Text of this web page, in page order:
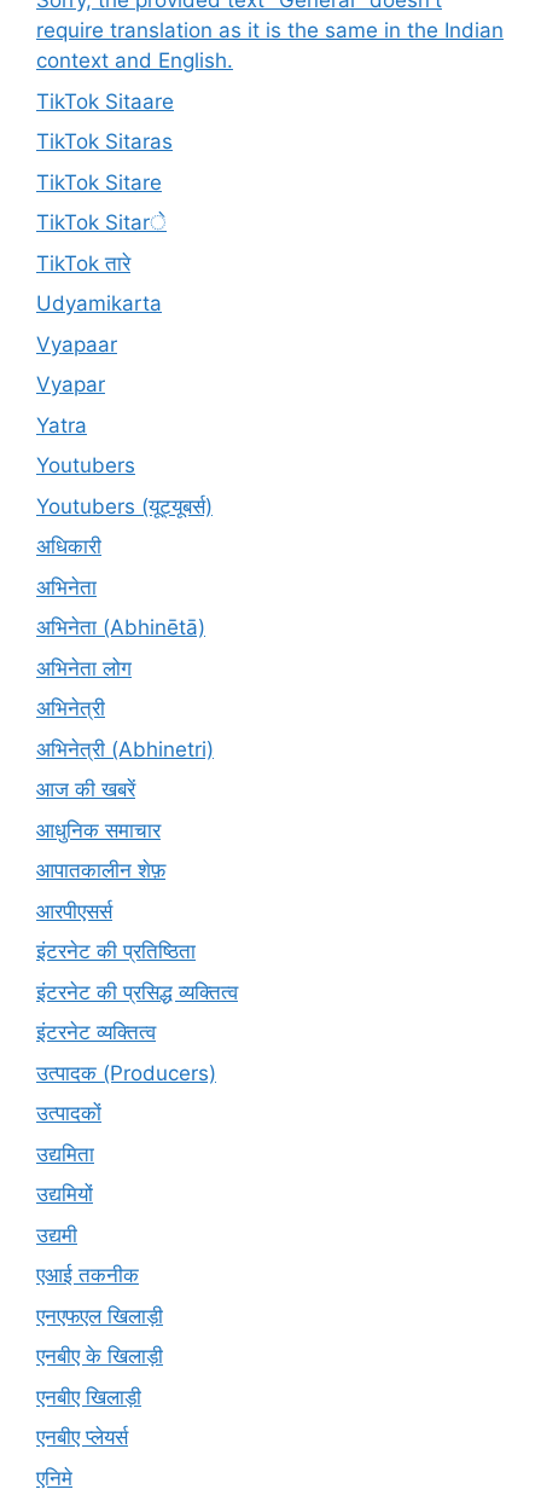
require translation as it is the same in the Indian
context and English.
TikTok Sitaare
TikTok Sitaras
TikTok Sitare
TikTok Sitarे
TikTok तारे
Udyamikarta
Vyapaar
Vyapar
Yatra
Youtubers
Youtubers (यूट्यूबर्स)
अधिकारी
अभिनेता
अभिनेता (Abhinētā)
अभिनेता लोग
अभिनेत्री
अभिनेत्री (Abhinetri)
आज की खबरें
आधुनिक समाचार
आपातकालीन शेफ़
आरपीएसर्स
इंटरनेट की प्रतिष्ठिता
इंटरनेट की प्रसिद्ध व्यक्तित्व
इंटरनेट व्यक्तित्व
उत्पादक (Producers)
उत्पादकों
उद्यमिता
उद्यमियों
उद्यमी
एआई तकनीक
एनएफएल खिलाड़ी
एनबीए के खिलाड़ी
एनबीए खिलाड़ी
एनबीए प्लेयर्स
एनिमे